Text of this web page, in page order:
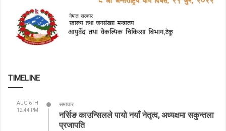
TIMELINE
AUG 6TH
12:44 PM
समाचार
नर्सिङ काउन्सिलले पायो नयाँ नेतृत्व, अध्यक्षमा सकुन्तला
प्रजापति